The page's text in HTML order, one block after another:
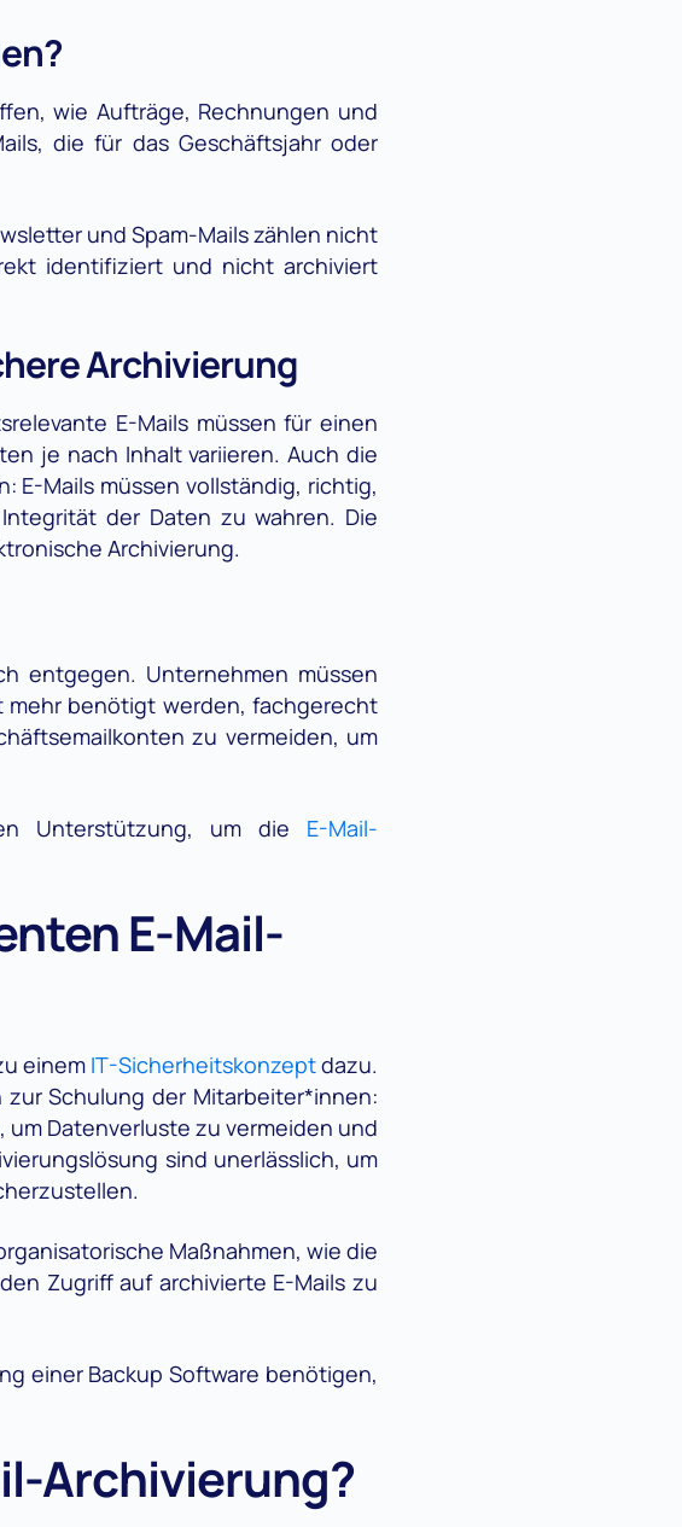
wie Aufträge, Rechnungen und
die für das Geschäftsjahr oder
und Spam-Mails zählen nicht
identifiziert und nicht archiviert
Archivierung
E-Mails müssen für einen
je nach Inhalt variieren. Auch die
E-Mails müssen vollständig, richtig,
der Daten zu wahren. Die
Archivierung.
entgegen. Unternehmen müssen
mehr benötigt werden, fachgerecht
zu vermeiden, um
Unterstützung, um die E-Mail-
E-Mail-
einem IT-Sicherheitskonzeptdazu.
Schulung der Mitarbeiter*innen:
Datenverluste zu vermeiden und
sind unerlässlich, um
Maßnahmen, wie die
Zugriff auf archivierte E-Mails zu
einer Backup Software benötigen,
Archivierung?